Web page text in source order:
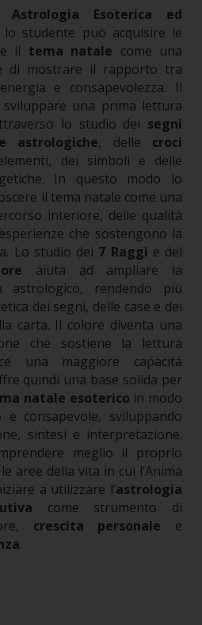
Astrologia Esoterica ed
lo studente può acquisire le
il tema natale come una
di mostrare il rapporto tra
e consapevolezza. Il
una prima lettura
lo studio dei segni
astrologiche, delle croci
dei simboli e delle
In questo modo lo
il tema natale come una
interiore, delle qualità
che sostengono la
Lo studio dei 7 Raggi e del
aiuta ad ampliare la
astrologico, rendendo più
dei segni, delle case e dei
carta. Il colore diventa una
che sostiene la lettura
una maggiore capacità
quindi una base solida per
natale esoterico in modo
consapevole, sviluppando
sintesi e interpretazione.
meglio il proprio
aree della vita in cui l’Anima
a utilizzare l’astrologia
come strumento di
crescita personale e
.